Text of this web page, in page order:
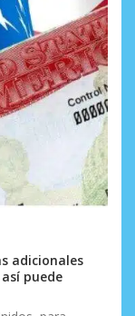
adicionales
puede